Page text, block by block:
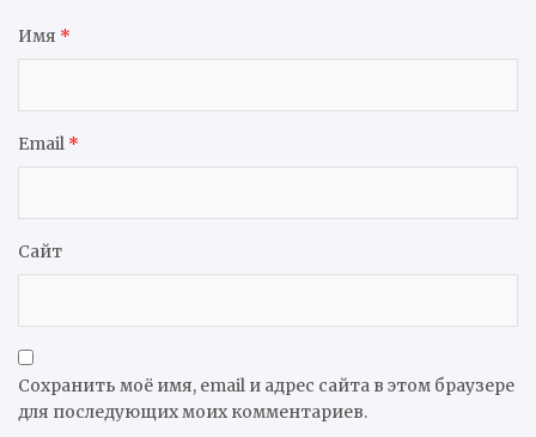
Имя *
Email *
Сайт
Сохранить моё имя, email и адрес сайта в этом браузере
для последующих моих комментариев.